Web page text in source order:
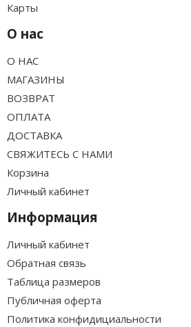
Карты
О нас
О НАС
МАГАЗИНЫ
ВОЗВРАТ
ОПЛАТА
ДОСТАВКА
СВЯЖИТЕСЬ С НАМИ
Корзина
Личный кабинет
Информация
Личный кабинет
Обратная связь
Таблица размеров
Публичная оферта
Политика конфидициальности